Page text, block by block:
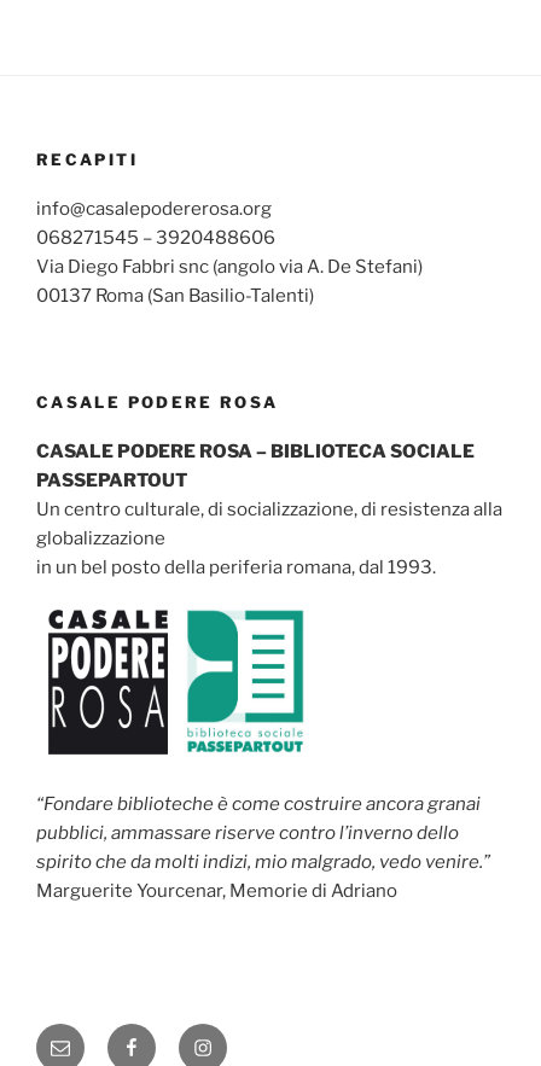
RECAPITI
info@casalepodererosa.org
068271545 – 3920488606
Via Diego Fabbri snc (angolo via A. De Stefani)
00137 Roma (San Basilio-Talenti)
CASALE PODERE ROSA
CASALE PODERE ROSA – BIBLIOTECA SOCIALE
PASSEPARTOUT
Un centro culturale, di socializzazione, di resistenza alla
globalizzazione
in un bel posto della periferia romana, dal 1993.
“Fondare biblioteche è come costruire ancora granai
pubblici, ammassare riserve contro l’inverno dello
spirito che da molti indizi, mio malgrado, vedo venire.”
Marguerite Yourcenar, Memorie di Adriano
Email FacebookInstagram